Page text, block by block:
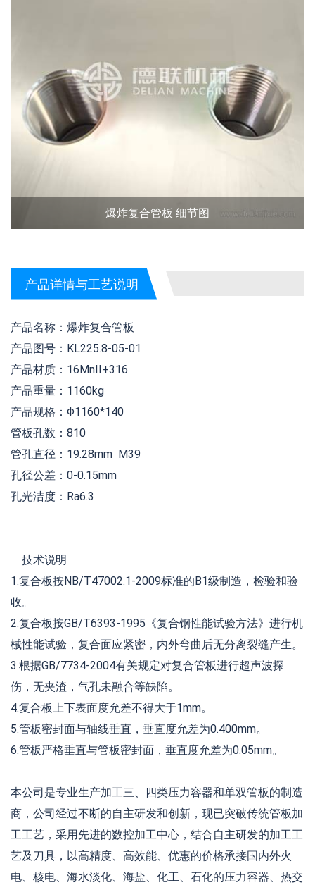
爆炸复合管板 细节图
产品详情与工艺说明
产品名称：爆炸复合管板
产品图号：KL225.8-05-01
产品材质：16MnII+316
产品重量：1160kg
产品规格：Φ1160*140
管板孔数：810
管孔直径：19.28mm M39
孔径公差：0-0.15mm
孔光洁度：Ra6.3
技术说明
1.复合板按NB/T47002.1-2009标准的B1级制造，检验和验
收。
2.复合板按GB/T6393-1995《复合钢性能试验方法》进行机
械性能试验，复合面应紧密，内外弯曲后无分离裂缝产生。
3.根据GB/7734-2004有关规定对复合管板进行超声波探
伤，无夹渣，气孔未融合等缺陷。
4.复合板上下表面度允差不得大于1mm。
5.管板密封面与轴线垂直，垂直度允差为0.400mm。
6.管板严格垂直与管板密封面，垂直度允差为0.05mm。
本公司是专业生产加工三、四类压力容器和单双管板的制造
商，公司经过不断的自主研发和创新，现已突破传统管板加
工工艺，采用先进的数控加工中心，结合自主研发的加工工
艺及刀具，以高精度、高效能、优惠的价格承接国内外火
电、核电、海水淡化、海盐、化工、石化的压力容器、热交